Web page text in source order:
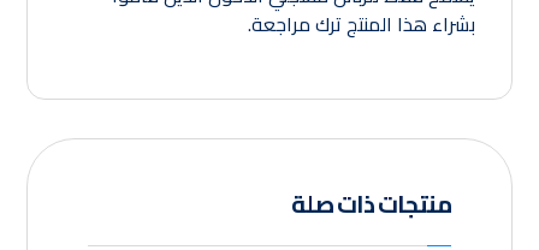
بشراء هذا المنتج ترك مراجعة.
منتجات ذات صلة